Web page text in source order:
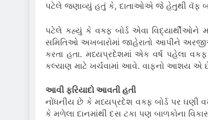
પટેલે જણાવ્યું હતું કે, દાતાઓએ જે હેતુથી વૅફ
પટેલે કહ્યું કે વક્ફ બોર્ડ એવા
સમિતિઓ અખબારોમાં જાહેરાતો આપીને
કરતા હતા. મધ્યપ્રદેશમાં એક વર્ષ પહેલા વકફ
કલ્યાણ માટે ખર્ચવામાં આવે. વાફનો આશય એ છે
આવી ફરિયાદો આવતી હતી
નોંધનીય છે કે મધ્યપ્રદેશ વક્ફ બોર્ડ પર ઘણી
કે મળેલા દાનમાંથી દસ ટકા પણ બાળકોના